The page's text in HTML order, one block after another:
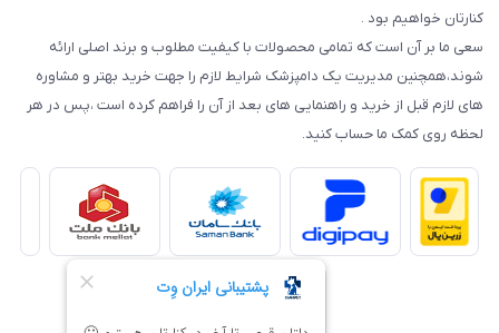
کنارتان خواهیم بود .
سعی ما بر آن است که تمامی محصولات با کیفیت مطلوب و برند اصلی ارائه
شوند،همچنین مدیریت یک دامپزشک شرایط لازم را جهت خرید بهتر و مشاوره
های لازم قبل از خرید و راهنمایی های بعد از آن را فراهم کرده است ،پس در هر
لحظه روی کمک ما حساب کنید.